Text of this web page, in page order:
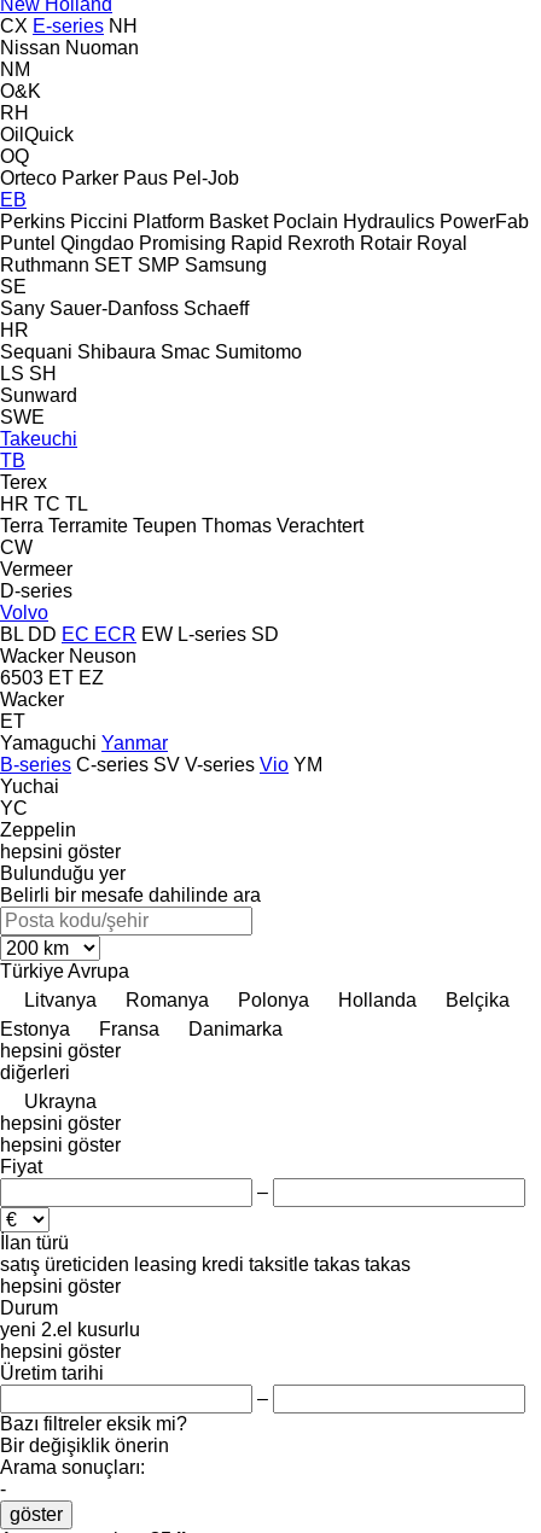
CX E-series NH
Nissan Nuoman
NM
O&K
RH
OilQuick
OQ
Orteco Parker Paus Pel-Job
EB
Perkins Piccini Platform Basket Poclain Hydraulics PowerFab
Puntel Qingdao Promising Rapid Rexroth Rotair Royal
Ruthmann SET SMP Samsung
SE
Sany Sauer-Danfoss Schaeff
HR
Sequani Shibaura Smac Sumitomo
LS SH
Sunward
SWE
Takeuchi
TB
Terex
HR TC TL
Terra Terramite Teupen Thomas Verachtert
CW
Vermeer
D-series
Volvo
BL DD EC ECR EW L-series SD
Wacker Neuson
6503 ET EZ
Wacker
ET
Yamaguchi Yanmar
B-series C-series SV V-series Vio YM
Yuchai
YC
Zeppelin
hepsini göster
Bulunduğu yer
Belirli bir mesafe dahilinde ara
TürkiyeAvrupa
Litvanya
Romanya Polonya Hollanda
Belçika
Estonya
Fransa
Danimarka
hepsini göster
diğerleri
Ukrayna
hepsini göster
hepsini göster
Fiyat
–
İlan türü
satış üreticiden leasing kredi taksitle takas takas
hepsini göster
Durum
yeni 2.el kusurlu
hepsini göster
Üretim tarihi
–
Bazı filtreler eksik mi?
Bir değişiklik önerin
Arama sonuçları:
-
göster